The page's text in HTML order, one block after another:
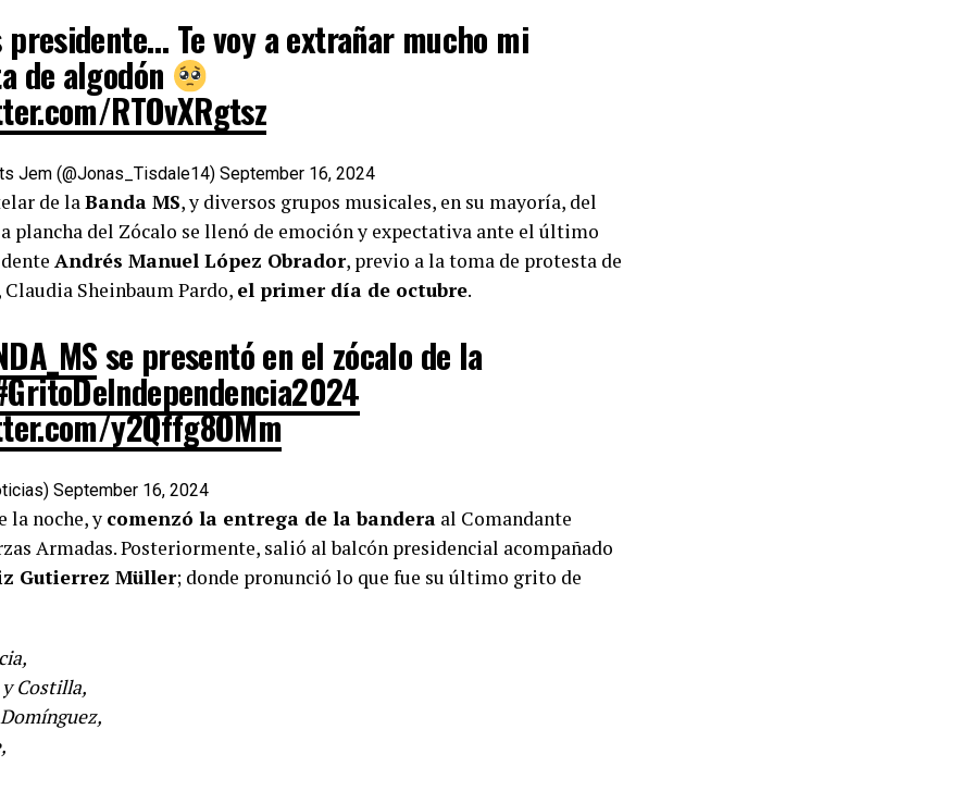
presidente… Te voy a extrañar mucho mi
de algodón
RTOvXRgtsz
Jem (@Jonas_Tisdale14)September 16, 2024
de laBanda MS, y diversos grupos musicales, en su mayoría, del
plancha del Zócalo se llenó de emoción y expectativa ante el último
Andrés Manuel López Obrador, previo a la toma de protesta de
Sheinbaum Pardo, el primer día de octubre.
se presentó en el zócalo de la
y2Qffg8OMm
September 16, 2024
la noche, y comenzó la entrega de la bandera al Comandante
Armadas. Posteriormente, salió al balcón presidencial acompañado
Gutierrez Müller; donde pronunció lo que fue su último grito de
Costilla,